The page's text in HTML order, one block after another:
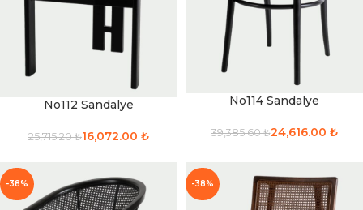
No112 Sandalye
25,715.20₺16,072.00 ₺
No114 Sandalye
39,385.60₺24,616.00 ₺
-38% -38%